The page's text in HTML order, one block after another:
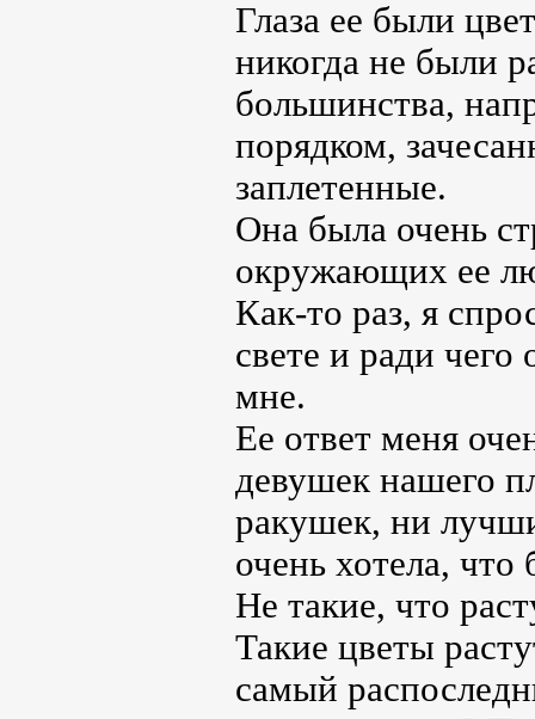
Глаза ее были
никогда не были
большинства,
порядком,
заплетенные.
Она была очень
окружающих ее
Как-то раз, я
свете и ради чего
мне.
Ее ответ меня
девушек нашего
ракушек, ни
очень хотела,
Не такие, что
Такие цветы
самый